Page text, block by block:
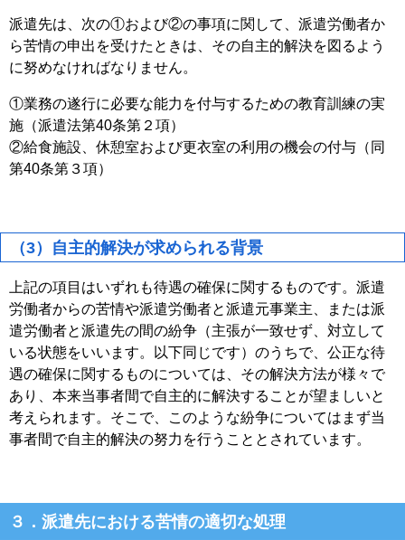
派遣先は、次の①および②の事項に関して、派遣労働者か
ら苦情の申出を受けたときは、その自主的解決を図るよう
に努めなければなりません。
①業務の遂行に必要な能力を付与するための教育訓練の実
施（派遣法第40条第２項）
②給食施設、休憩室および更衣室の利用の機会の付与（同
第40条第３項）
（3）自主的解決が求められる背景
上記の項目はいずれも待遇の確保に関するものです。派遣
労働者からの苦情や派遣労働者と派遣元事業主、または派
遣労働者と派遣先の間の紛争（主張が一致せず、対立して
いる状態をいいます。以下同じです）のうちで、公正な待
遇の確保に関するものについては、その解決方法が様々で
あり、本来当事者間で自主的に解決することが望ましいと
考えられます。そこで、このような紛争についてはまず当
事者間で自主的解決の努力を行うこととされています。
３．派遣先における苦情の適切な処理